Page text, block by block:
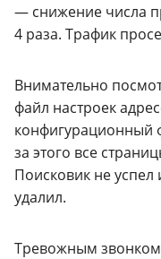
— снижение числа
4 раза. Трафик
Внимательно
файл настроек
конфигурационный
за этого все
Поисковик не успел
удалил.
Тревожным